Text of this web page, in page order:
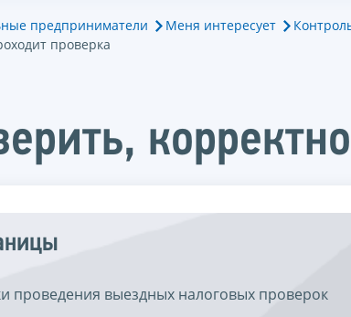
предприниматели Меня интересует
проверка
проведения выездных налоговых проверок